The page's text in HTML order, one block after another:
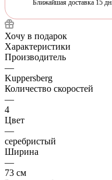
Ближайшая доставка 15 дн.
Хочу в подарок
Характеристики
Производитель
—
Kuppersberg
Количество скоростей
—
4
Цвет
—
серебристый
Ширина
—
73 см